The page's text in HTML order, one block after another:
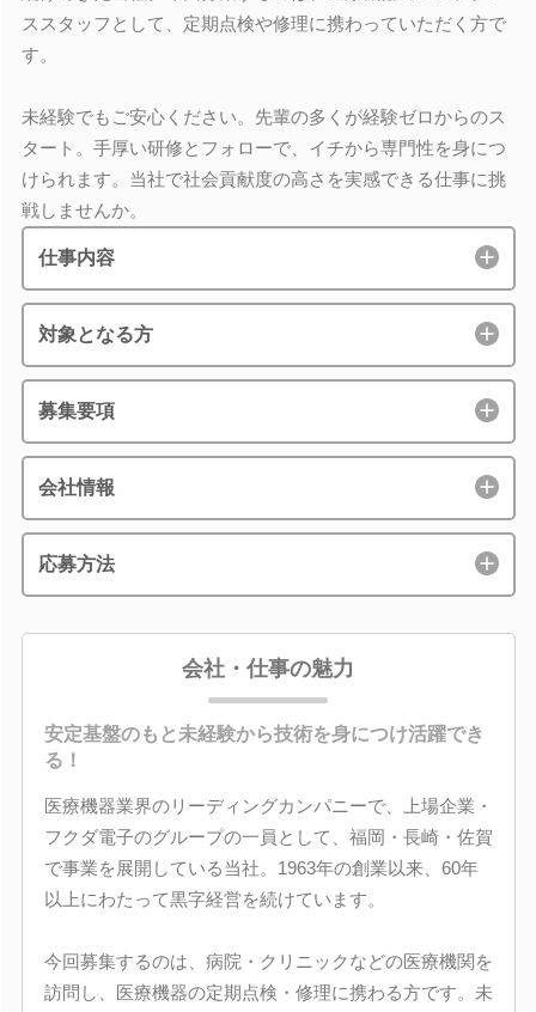
ススタッフとして、定期点検や修理に携わっていただく方で
す。
未経験でもご安心ください。先輩の多くが経験ゼロからのス
タート。手厚い研修とフォローで、イチから専門性を身につ
けられます。当社で社会貢献度の高さを実感できる仕事に挑
戦しませんか。
仕事内容
対象となる方
募集要項
会社情報
応募方法
会社・仕事の魅力
安定基盤のもと未経験から技術を身につけ活躍でき
る！
医療機器業界のリーディングカンパニーで、上場企業・
フクダ電子のグループの一員として、福岡・長崎・佐賀
で事業を展開している当社。1963年の創業以来、60年
以上にわたって黒字経営を続けています。
今回募集するのは、病院・クリニックなどの医療機関を
訪問し、医療機器の定期点検・修理に携わる方です。未